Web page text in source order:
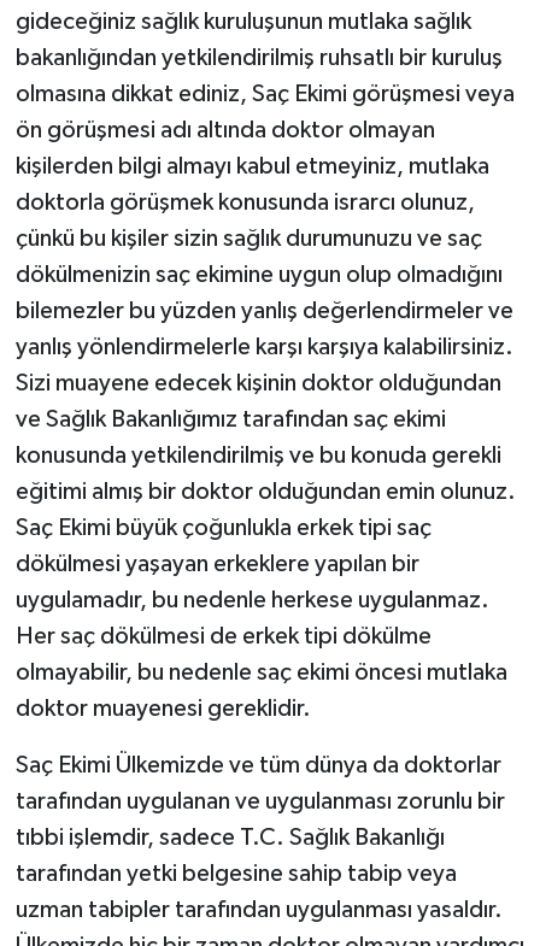
gideceğiniz sağlık kuruluşunun mutlaka sağlık
bakanlığından yetkilendirilmiş ruhsatlı bir kuruluş
olmasına dikkat ediniz, Saç Ekimi görüşmesi veya
ön görüşmesi adı altında doktor olmayan
kişilerden bilgi almayı kabul etmeyiniz, mutlaka
doktorla görüşmek konusunda israrcı olunuz,
çünkü bu kişiler sizin sağlık durumunuzu ve saç
dökülmenizin saç ekimine uygun olup olmadığını
bilemezler bu yüzden yanlış değerlendirmeler ve
yanlış yönlendirmelerle karşı karşıya kalabilirsiniz.
Sizi muayene edecek kişinin doktor olduğundan
ve Sağlık Bakanlığımız tarafından saç ekimi
konusunda yetkilendirilmiş ve bu konuda gerekli
eğitimi almış bir doktor olduğundan emin olunuz.
Saç Ekimi büyük çoğunlukla erkek tipi saç
dökülmesi yaşayan erkeklere yapılan bir
uygulamadır, bu nedenle herkese uygulanmaz.
Her saç dökülmesi de erkek tipi dökülme
olmayabilir, bu nedenle saç ekimi öncesi mutlaka
doktor muayenesi gereklidir.
Saç Ekimi Ülkemizde ve tüm dünya da doktorlar
tarafından uygulanan ve uygulanması zorunlu bir
tıbbi işlemdir, sadece T.C. Sağlık Bakanlığı
tarafından yetki belgesine sahip tabip veya
uzman tabipler tarafından uygulanması yasaldır.